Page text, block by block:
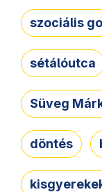
szociális
sétálóutca
Süveg
döntés